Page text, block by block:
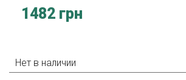
1482 грн
Нет в наличии